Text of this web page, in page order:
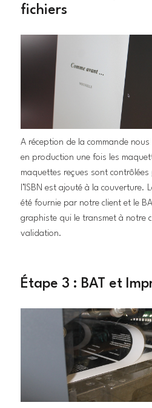
fichiers
A réception de la commande
en production une fois les
maquettes reçues sont
l’ISBN est ajouté à la couverture.
été fournie par notre client et le
graphiste qui le transmet à notre
validation.
Étape 3 : BAT et